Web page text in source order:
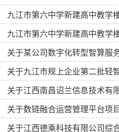
九江市第六中学新建高中教学